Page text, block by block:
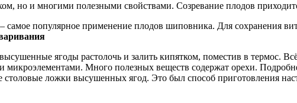
но и многими полезными свойствами. Созревание плодов
самое популярное применение плодов шиповника. Для сохранения
ягоды растолочь и залить кипятком, поместив в термос.
Много полезных веществ содержат орехи.
ложки высушенных ягод. Это был способ приготовления